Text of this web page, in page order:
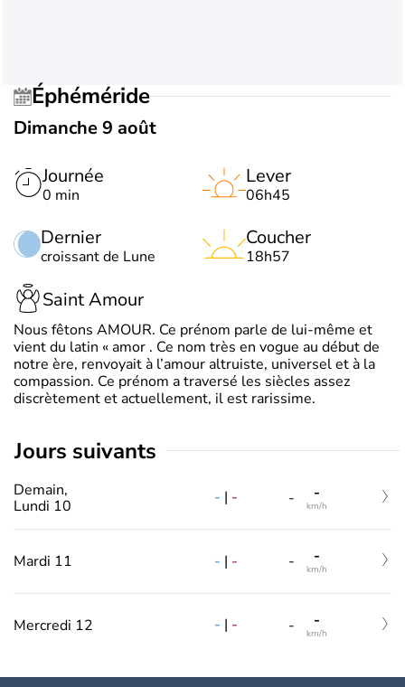
Éphéméride
Dimanche 9 août
Journée
0 min
Dernier
croissant de Lune
Lever
06h45
Coucher
18h57
Saint Amour
Nous fêtons AMOUR. Ce prénom parle de lui-même et
vient du latin « amor . Ce nom très en vogue au début de
notre ère, renvoyait à l’amour altruiste, universel et à la
compassion. Ce prénom a traversé les siècles assez
discrètement et actuellement, il est rarissime.
jours suivants
Demain,
Lundi 10
- | - - -
km/h
Mardi 11 - | - - -
km/h
Mercredi 12 - | - - -
km/h